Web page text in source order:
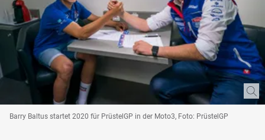
Barry Baltus startet 2020 für PrüstelGP in der Moto3, Foto: PrüstelGP